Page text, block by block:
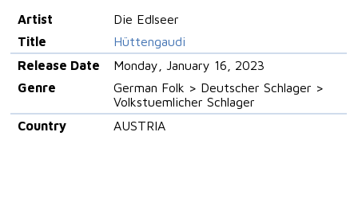
Artist
Die Edlseer
Title
Hüttengaudi
Release Date
Monday, January 16, 2023
Genre
German Folk > Deutscher Schlager >
Volkstuemlicher Schlager
Country
AUSTRIA